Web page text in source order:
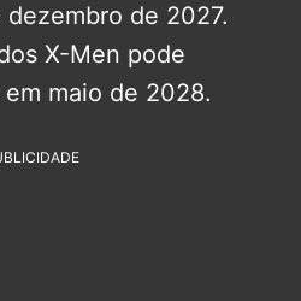
de 2027.
X-Men pode
maio de 2028.